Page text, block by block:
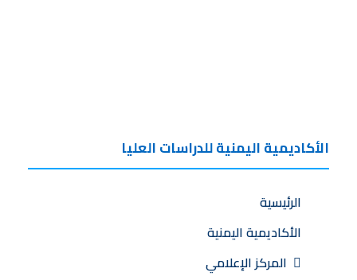
الأكاديمية اليمنية للدراسات العليا
الرئيسية
الأكاديمية اليمنية
المركز الإعلامي